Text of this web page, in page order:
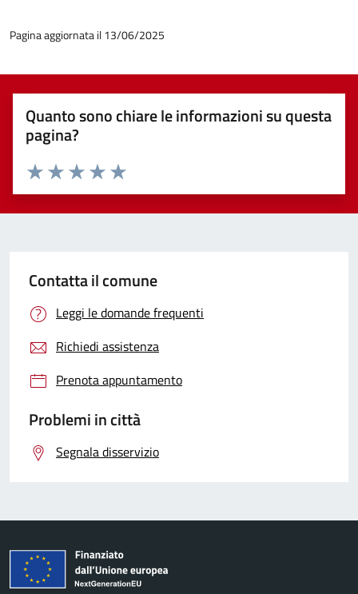
Pagina aggiornata il 13/06/2025
Quanto sono chiare le informazioni su questa
pagina?
Valuta 5 stelle su 5
Valuta 4 stelle su 5
Valuta 3 stelle su 5
Valuta 2 stelle su 5
Valuta 1 stelle su 5
Contatta il comune
Leggi le domande frequenti
Richiedi assistenza
Prenota appuntamento
Problemi in città
Segnala disservizio